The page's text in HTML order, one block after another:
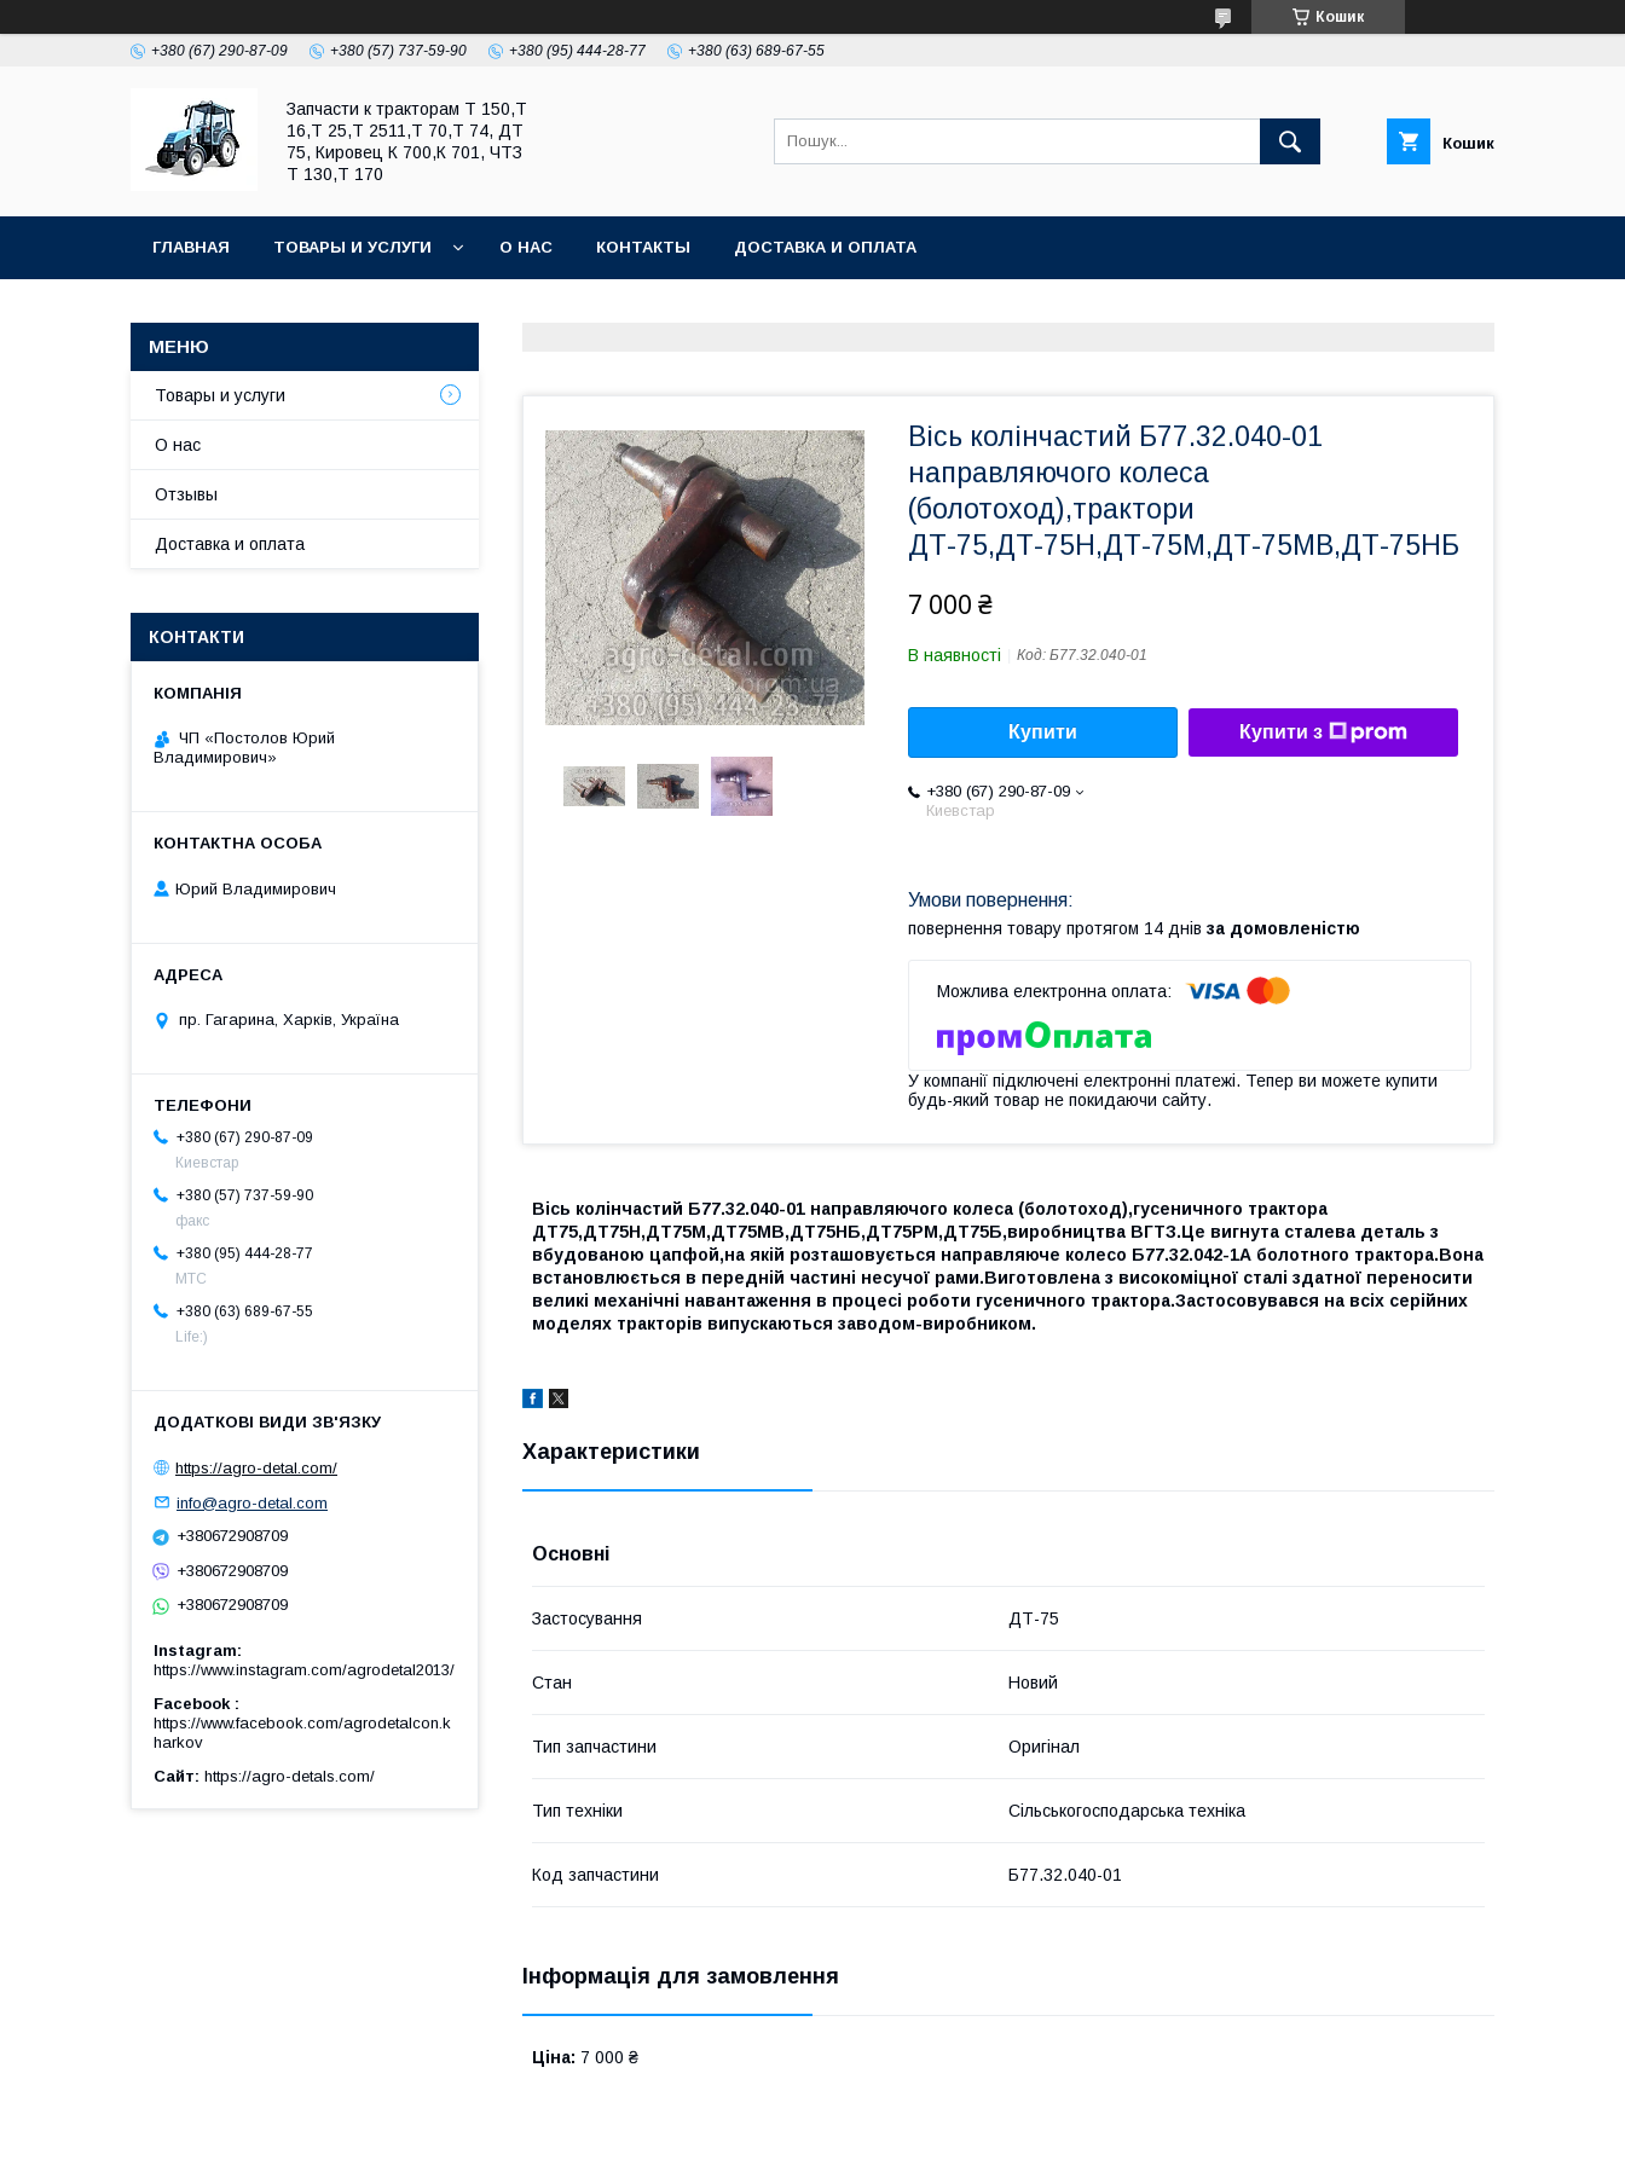
Кошик
+380 (67) 290-87-09 +380 (57) 737-59-90 +380 (95) 444-28-77 +380 (63) 689-67-55
Запчасти к тракторам Т 150,Т
16,Т 25,Т 2511,Т 70,Т 74, ДТ
75, Кировец К 700,К 701, ЧТЗ
Т 130,Т 170
Кошик
ГЛАВНАЯ ТОВАРЫ И УСЛУГИ О НАС КОНТАКТЫ ДОСТАВКА И ОПЛАТА
Вісь колінчастий Б77.32.040-01
направляючого колеса
(болотоход),трактори
ДТ-75,ДТ-75Н,ДТ-75М,ДТ-75МВ,ДТ-75НБ
7 000 ₴
В наявності Код: Б77.32.040-01
Купити Купити з
+380 (67) 290-87-09
Киевстар
повернення товару протягом 14 днів за домовленістю
У компанії підключені електронні платежі. Тепер ви можете купити
будь-який товар не покидаючи сайту.
Вісь колінчастий Б77.32.040-01 направляючого колеса (болотоход),гусеничного трактора
ДТ75,ДТ75Н,ДТ75М,ДТ75МВ,ДТ75НБ,ДТ75РМ,ДТ75Б,виробництва ВГТЗ.Це вигнута сталева деталь з
вбудованою цапфой,на якій розташовується направляюче колесо Б77.32.042-1А болотного трактора.Вона
встановлюється в передній частині несучої рами.Виготовлена з високоміцної сталі здатної переносити
великі механічні навантаження в процесі роботи гусеничного трактора.Застосовувався на всіх серійних
моделях тракторів випускаються заводом-виробником.
Характеристики
Основні
Застосування ДТ-75
Стан Новий
Тип запчастини Оригінал
Тип техніки Сільськогосподарська техніка
Код запчастини Б77.32.040-01
Інформація для замовлення
Ціна: 7 000 ₴
Товары и услуги
О нас
Отзывы
Доставка и оплата
КОНТАКТИ
ЧП «Постолов Юрий
Владимирович»
Юрий Владимирович
пр. Гагарина, Харків, Україна
+380 (67) 290-87-09
Киевстар
+380 (57) 737-59-90
факс
+380 (95) 444-28-77
МТС
+380 (63) 689-67-55
Life:)
https://agro-detal.com/
info@agro-detal.com
+380672908709
+380672908709
+380672908709
Instagram
https://www.instagram.com/agrodetal2013/
Facebook
https://www.facebook.com/agrodetalcon.k
harkov
Сайт https://agro-detals.com/